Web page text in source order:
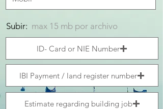
Subir: max 15 mb por archivo
ID- Card or NIE Number
IBI Payment / land register number
Estimate regarding building job